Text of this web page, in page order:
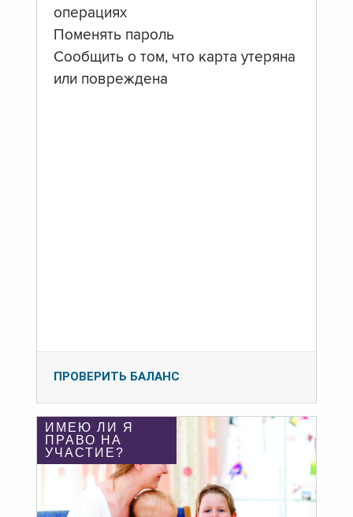
операциях
Поменять пароль
Сообщить о том, что карта утеряна
или повреждена
ПРОВЕРИТЬ БАЛАНС
ИМЕЮ ЛИ Я
ПРАВО НА
УЧАСТИЕ?